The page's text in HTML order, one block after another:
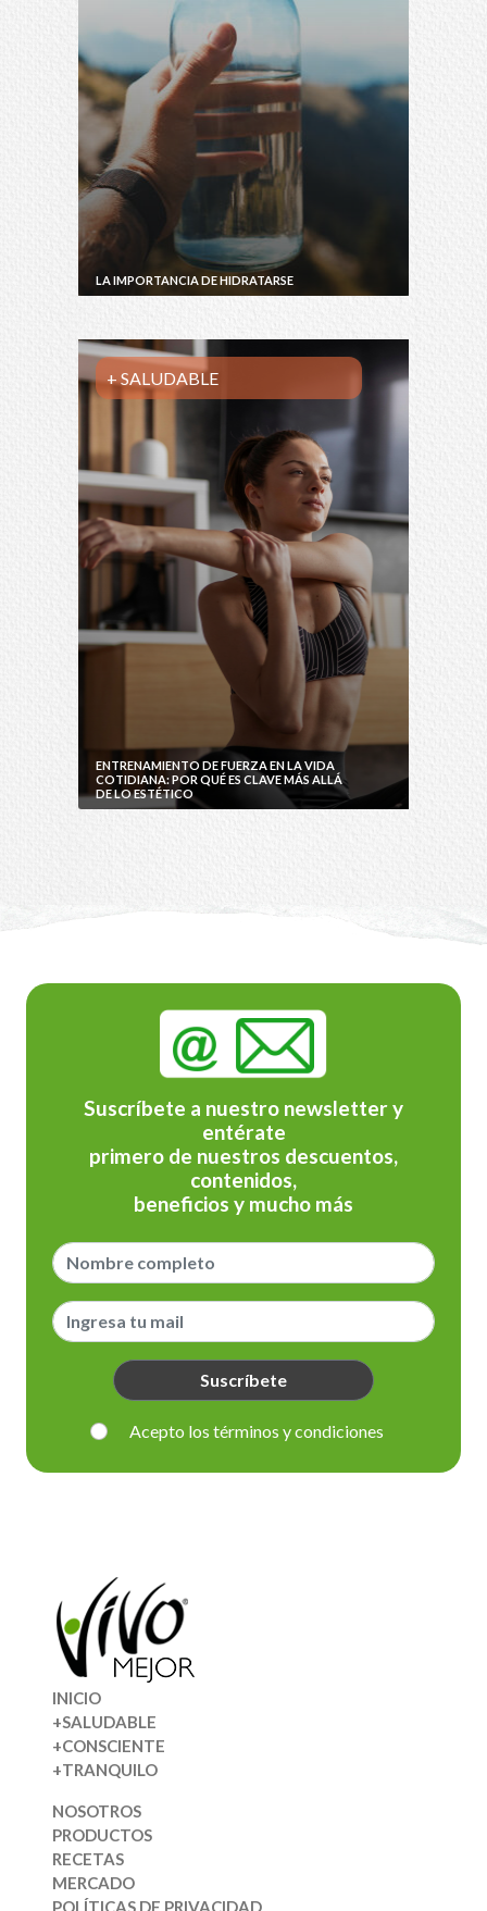
LA IMPORTANCIA DE HIDRATARSE
+ SALUDABLE
ENTRENAMIENTO DE FUERZA EN LA VIDA
COTIDIANA: POR QUÉ ES CLAVE MÁS ALLÁ
DE LO ESTÉTICO
Suscríbete a nuestro newsletter y
entérate
primero de nuestros descuentos,
contenidos,
beneficios y mucho más
Suscríbete
Acepto los términos y condiciones
INICIO
+SALUDABLE
+CONSCIENTE
+TRANQUILO
NOSOTROS
PRODUCTOS
RECETAS
MERCADO
POLÍTICAS DE PRIVACIDAD